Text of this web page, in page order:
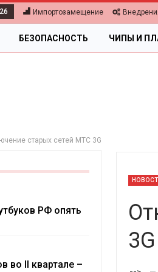
Импортозамещение
БЕЗОПАСНОСТЬ ЧИПЫ И
старых сетей МТС 3G
3G
РФ опять
во II квартале –